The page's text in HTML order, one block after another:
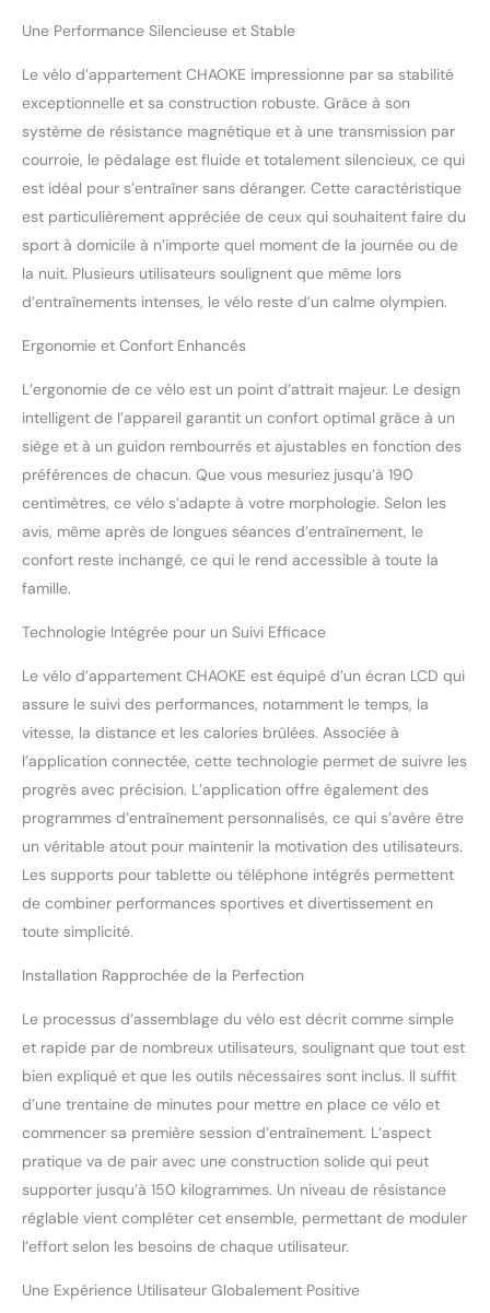
150KG
et des services fiables,
particuliers que pour les
professionnels du fitness.
innovant et à une
technologie intelligente
avancée, CHAOKE vous
permet de vous entraîner
sans avoir à vous
déplacer. Reconnue par
les sportifs et les coachs
s’impose comme un
fitness connecté. 🏆𝙫𝙚́𝙡𝙤
𝙙’𝙖𝙥𝙥𝙖𝙧𝙩𝙚𝙢𝙚𝙣𝙩 𝙪𝙡𝙩𝙧𝙖-
𝙨𝙩𝙖𝙗𝙡𝙚 𝙚𝙩 𝙙𝙪𝙧𝙖𝙗𝙡𝙚: Le
CHAOKE est conçu avec
une structure triangulaire
renforcée et une base en
H, garantissant une
d’entraînements intensifs.
mm d’épaisseur, forgé
200 tonnes, offre une
robustesse à toute
épreuve. L’ergonomie
globale protège
efficacement vos genoux
et chevilles, pour un
confort durable à chaque
séance. 🏆𝙀́𝙦𝙪𝙞𝙥𝙚́ 𝙙'𝙪𝙣
𝙚́𝙘𝙧𝙖𝙣 𝙇𝘾𝘿 𝙃𝘿 𝙚𝙩 𝙙'𝙪𝙣
définition affiche en
essentielles de votre
entraînement : temps,
vitesse, fréquence
cardiaque, distance et
calories brûlées. Suivez
vos performances et
ajustez votre programme
en toute simplicité. Le
support intégré pour
tablette ou smartphone
vous permet de rester
divertir pendant vos
Une Performance Silencieuse et Stable
Le vélo d’appartement CHAOKE impressionne par sa stabilité
exceptionnelle et sa construction robuste. Grâce à son
système de résistance magnétique et à une transmission par
courroie, le pédalage est fluide et totalement silencieux, ce qui
est idéal pour s’entraîner sans déranger. Cette caractéristique
est particulièrement appréciée de ceux qui souhaitent faire du
sport à domicile à n’importe quel moment de la journée ou de
la nuit. Plusieurs utilisateurs soulignent que même lors
d’entraînements intenses, le vélo reste d’un calme olympien.
Ergonomie et Confort Enhancés
L’ergonomie de ce vélo est un point d’attrait majeur. Le design
intelligent de l’appareil garantit un confort optimal grâce à un
siège et à un guidon rembourrés et ajustables en fonction des
préférences de chacun. Que vous mesuriez jusqu’à 190
centimètres, ce vélo s’adapte à votre morphologie. Selon les
avis, même après de longues séances d’entraînement, le
confort reste inchangé, ce qui le rend accessible à toute la
famille.
Technologie Intégrée pour un Suivi Efficace
Le vélo d’appartement CHAOKE est équipé d’un écran LCD qui
assure le suivi des performances, notamment le temps, la
vitesse, la distance et les calories brûlées. Associée à
l’application connectée, cette technologie permet de suivre les
progrès avec précision. L’application offre également des
programmes d’entraînement personnalisés, ce qui s’avère être
un véritable atout pour maintenir la motivation des utilisateurs.
Les supports pour tablette ou téléphone intégrés permettent
de combiner performances sportives et divertissement en
toute simplicité.
Installation Rapprochée de la Perfection
Le processus d’assemblage du vélo est décrit comme simple
et rapide par de nombreux utilisateurs, soulignant que tout est
bien expliqué et que les outils nécessaires sont inclus. Il suffit
d’une trentaine de minutes pour mettre en place ce vélo et
commencer sa première session d’entraînement. L’aspect
pratique va de pair avec une construction solide qui peut
supporter jusqu’à 150 kilogrammes. Un niveau de résistance
réglable vient compléter cet ensemble, permettant de moduler
l’effort selon les besoins de chaque utilisateur.
Une Expérience Utilisateur Globalement Positive